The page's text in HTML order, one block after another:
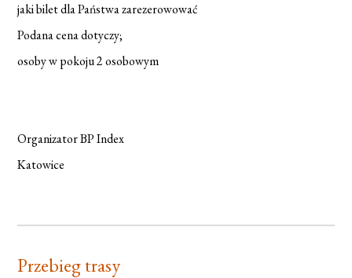
jaki bilet dla Państwa zarezerowować
Podana cena dotyczy;
osoby w pokoju 2 osobowym
Organizator BP Index
Katowice
Przebieg trasy